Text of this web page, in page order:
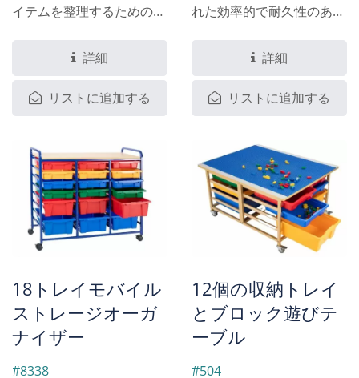
イテムを整理するための多
ーションである6トレイモ
イザーを紹介します。この
ズのトレイが4つ、大サイ
ズのトレイが2つあり、す
べてのトレイはあなたのイ
ンテリアに合わせて色をカ
スタマイズできます。スム
装備されており、このオー
ガナイザーは教室、オフィ
ス、家庭に最適で、柔軟性
と移動のしやすさを提供し
ます。
詳細
リストに追加する
れた効率的で耐久性のある
ジオーガナイザーを紹介し
は、8つの中型トレイと4つ
り、すべてスタイルに合わ
せて色をカスタマイズでき
ます。簡単に滑るキャスタ
ーを備えたこのオーガナイ
ザーは、教室、オフィス、
家庭に最適で、柔軟性と移
動の容易さを提供します。
詳細
リストに追加する
18トレイモバイル
ストレージオーガ
ナイザー
#8338
12個の収納トレイ
とブロック遊びテ
ーブル
#504